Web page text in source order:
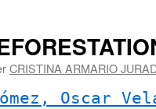
CRISTINA ARMARIO
Oscar